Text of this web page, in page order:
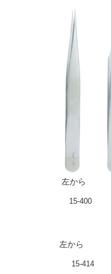
左から
15-400
左から
15-414